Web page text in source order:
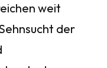
weit
der